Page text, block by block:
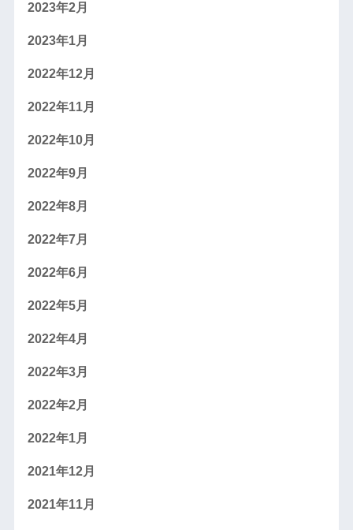
2023年2月
2023年1月
2022年12月
2022年11月
2022年10月
2022年9月
2022年8月
2022年7月
2022年6月
2022年5月
2022年4月
2022年3月
2022年2月
2022年1月
2021年12月
2021年11月